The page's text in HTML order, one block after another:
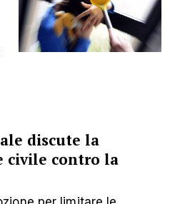
discute la
civile contro la